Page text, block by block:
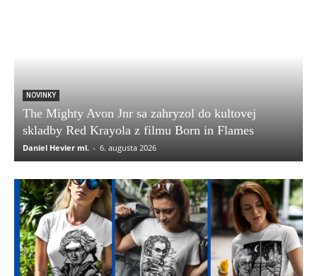
NOVINKY
The Mighty Avon Jnr sa zahryzol do kultovej
skladby Red Krayola z filmu Born in Flames
Daniel Hevier ml. - 6. augusta 2026